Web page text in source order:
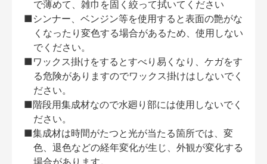
で薄めて、雑巾を固く絞って拭いてください
■シンナー、ベンジン等を使用すると表面の艶がな
くなったり変色する場合があるため、使用しない
でください。
■ワックス掛けをするとすべり易くなり、ケガをす
る危険がありますのでワックス掛けはしないでく
ださい。
■階段用集成材なので水廻り部には使用しないでく
ださい。
■集成材は時間がたつと光が当たる箇所では、変
色、退色などの経年変化が生じ、外観が変化する